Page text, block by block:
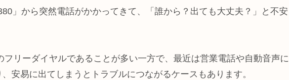
」から突然電話がかかってきて、「誰から？出ても大丈夫？」と不安
フリーダイヤルであることが多い一方で、最近は営業電話や自動音声に
安易に出てしまうとトラブルにつながるケースもあります。